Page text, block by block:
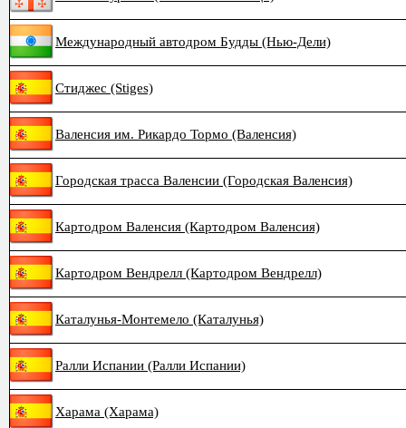
Международный автодром Будды (Нью-Дели)
Стиджес (Stiges)
Валенсия им. Рикардо Тормо (Валенсия)
Городская трасса Валенсии (Городская Валенсия)
Картодром Валенсия (Картодром Валенсия)
Картодром Вендрелл (Картодром Вендрелл)
Каталунья-Монтемело (Каталунья)
Ралли Испании (Ралли Испании)
Харама (Харама)